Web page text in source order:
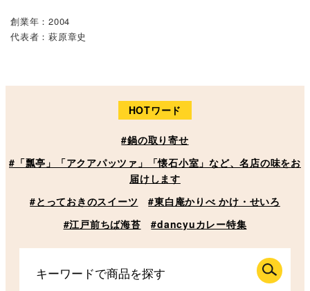
創業年：2004
代表者：萩原章史
HOTワード
#鍋の取り寄せ
#「瓢亭」「アクアパッツァ」「懐石小室」など、名店の味をお
届けします
#とっておきのスイーツ
#東白庵かりべ かけ・せいろ
#江戸前ちば海苔
#dancyuカレー特集